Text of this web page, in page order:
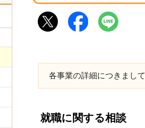
各事業の詳細につきまし
就職に関する相談